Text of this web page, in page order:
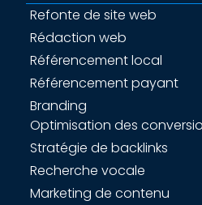
Refonte de site web
Rédaction web
Référencement local
Référencement payant
Branding
Optimisation des
Stratégie de backlinks
Recherche vocale
Marketing de contenu